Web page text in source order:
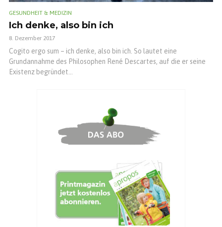
GESUNDHEIT & MEDIZIN
Ich denke, also bin ich
8. Dezember 2017
Cogito ergo sum – ich denke, also bin ich. So lautet eine
Grundannahme des Philosophen René Descartes, auf die er seine
Existenz begründet...